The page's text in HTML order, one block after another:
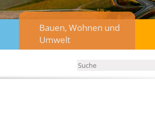
Bauen, Wohnen und
Umwelt